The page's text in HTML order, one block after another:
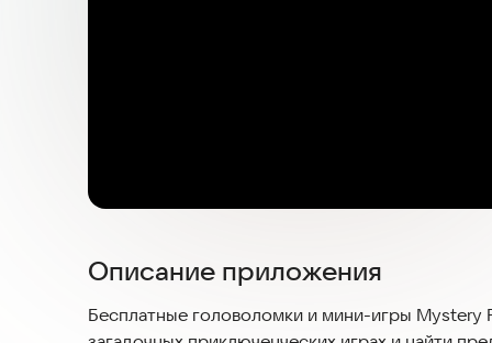
Описание приложения
Бесплатные головоломки и мини-игры Mystery